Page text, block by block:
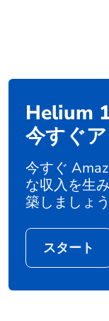
Helium
今すぐ
今すぐ
な収入を生
築しましょう
スタート